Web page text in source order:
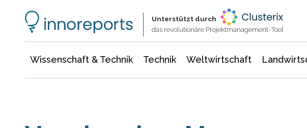
Unterstützt durch
das revolutionäre Projektmanagement-Tool
Wissenschaft & Technik Technik Weltwirtschaft